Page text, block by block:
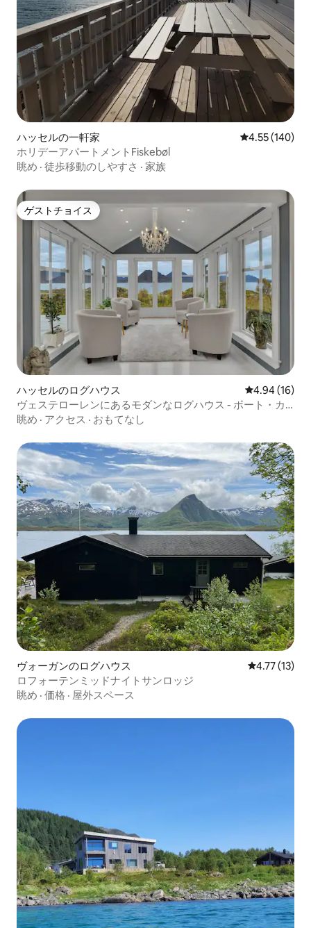
ハッセルの一軒家 レビュー140
4.55 (140)
ホリデーアパートメントFiskebøl
眺め · 徒歩移動のしやすさ · 家族
ゲストチョイス
ゲストチョイス
ハッセルのログハウス レビュー16
4.94 (16)
ヴェステローレンにあるモダンなログハウス - ボート・カ
ヤック
眺め · アクセス · おもてなし
ヴォーガンのログハウス レビュー13
4.77 (13)
ロフォーテンミッドナイトサンロッジ
眺め · 価格 · 屋外スペース